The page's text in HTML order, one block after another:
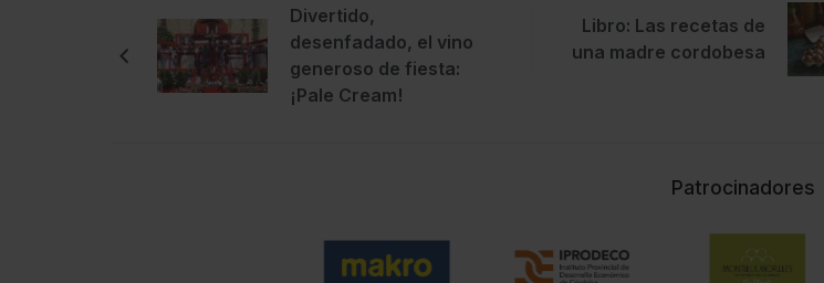
Divertido,
desenfadado, el vino
generoso de fiesta:
¡Pale Cream!
Libro: Las recetas de
una madre cordobesa
Patrocinadores